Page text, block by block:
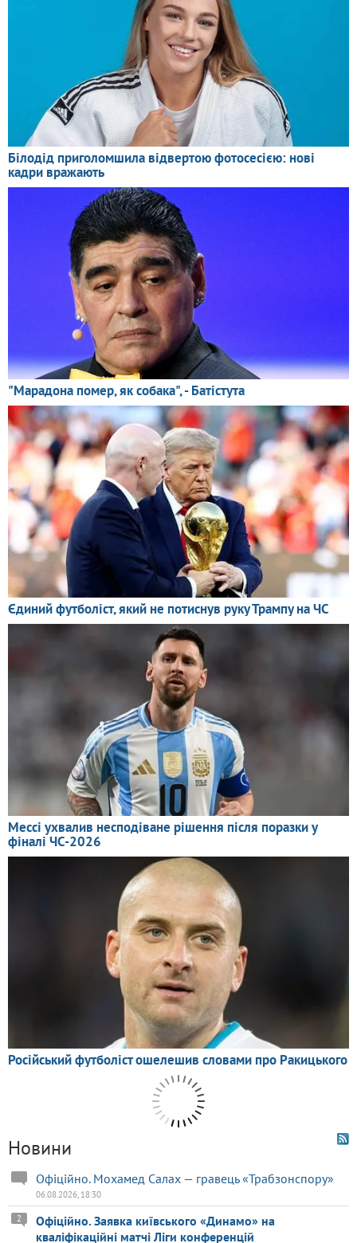
Новини
Офіційно. Мохамед Салах — гравець «Трабзонспору»
06.08.2026, 18:30
Офіційно. Заявка київського «Динамо» на
кваліфікаційні матчі Ліги конференцій
2